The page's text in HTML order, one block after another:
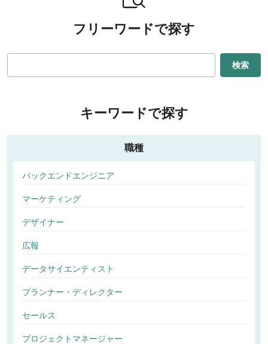
フリーワードで探す
検索
キーワードで探す
職種
バックエンドエンジニア
マーケティング
デザイナー
広報
データサイエンティスト
プランナー・ディレクター
セールス
プロジェクトマネージャー